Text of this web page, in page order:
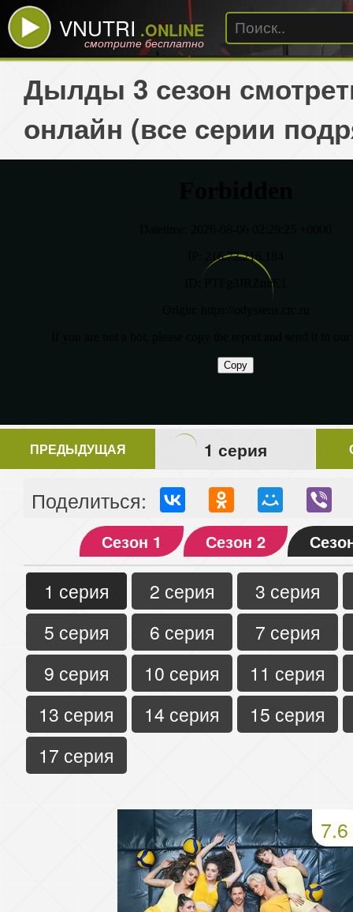
VNUTRI .ONLINE
смотрите бесплатно
Дылды 3 сезон
онлайн (все серии
ПРЕДЫДУЩАЯ 1 серия
Поделиться:
Сезон 1 Сезон 2
1 серия 2 серия
3 серия
5 серия
6 серия
7 серия
9 серия
10 серия
11 серия
13 серия
14 серия
15 серия
17 серия
7.6